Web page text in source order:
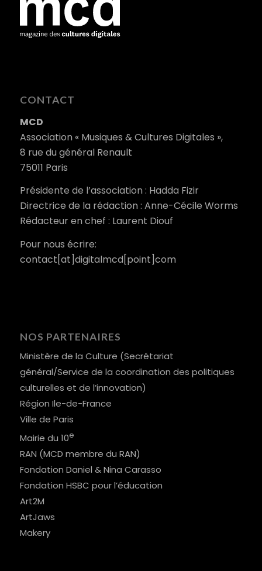
CONTACT
MCD
Association « Musiques & Cultures Digitales »,
8 rue du général Renault
75011 Paris
Présidente de l’association : Hadda Fizir
Directrice de la rédaction : Anne-Cécile Worms
Rédacteur en chef : Laurent Diouf
Pour nous écrire:
contact[at]digitalmcd[point]com
NOS PARTENAIRES
Ministère de la Culture (Secrétariat
général/Service de la coordination des politiques
culturelles et de l’innovation)
Région Ile-de-France
Ville de Paris
Mairie du 10e
RAN (MCD membre du RAN)
Fondation Daniel & Nina Carasso
Fondation HSBC pour l’éducation
Art2M
ArtJaws
Makery